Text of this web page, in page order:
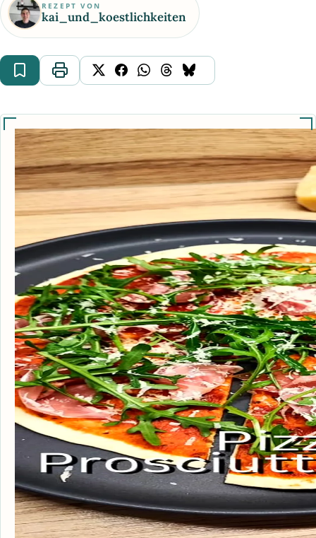
REZEPT VON
kai_und_koestlichkeiten